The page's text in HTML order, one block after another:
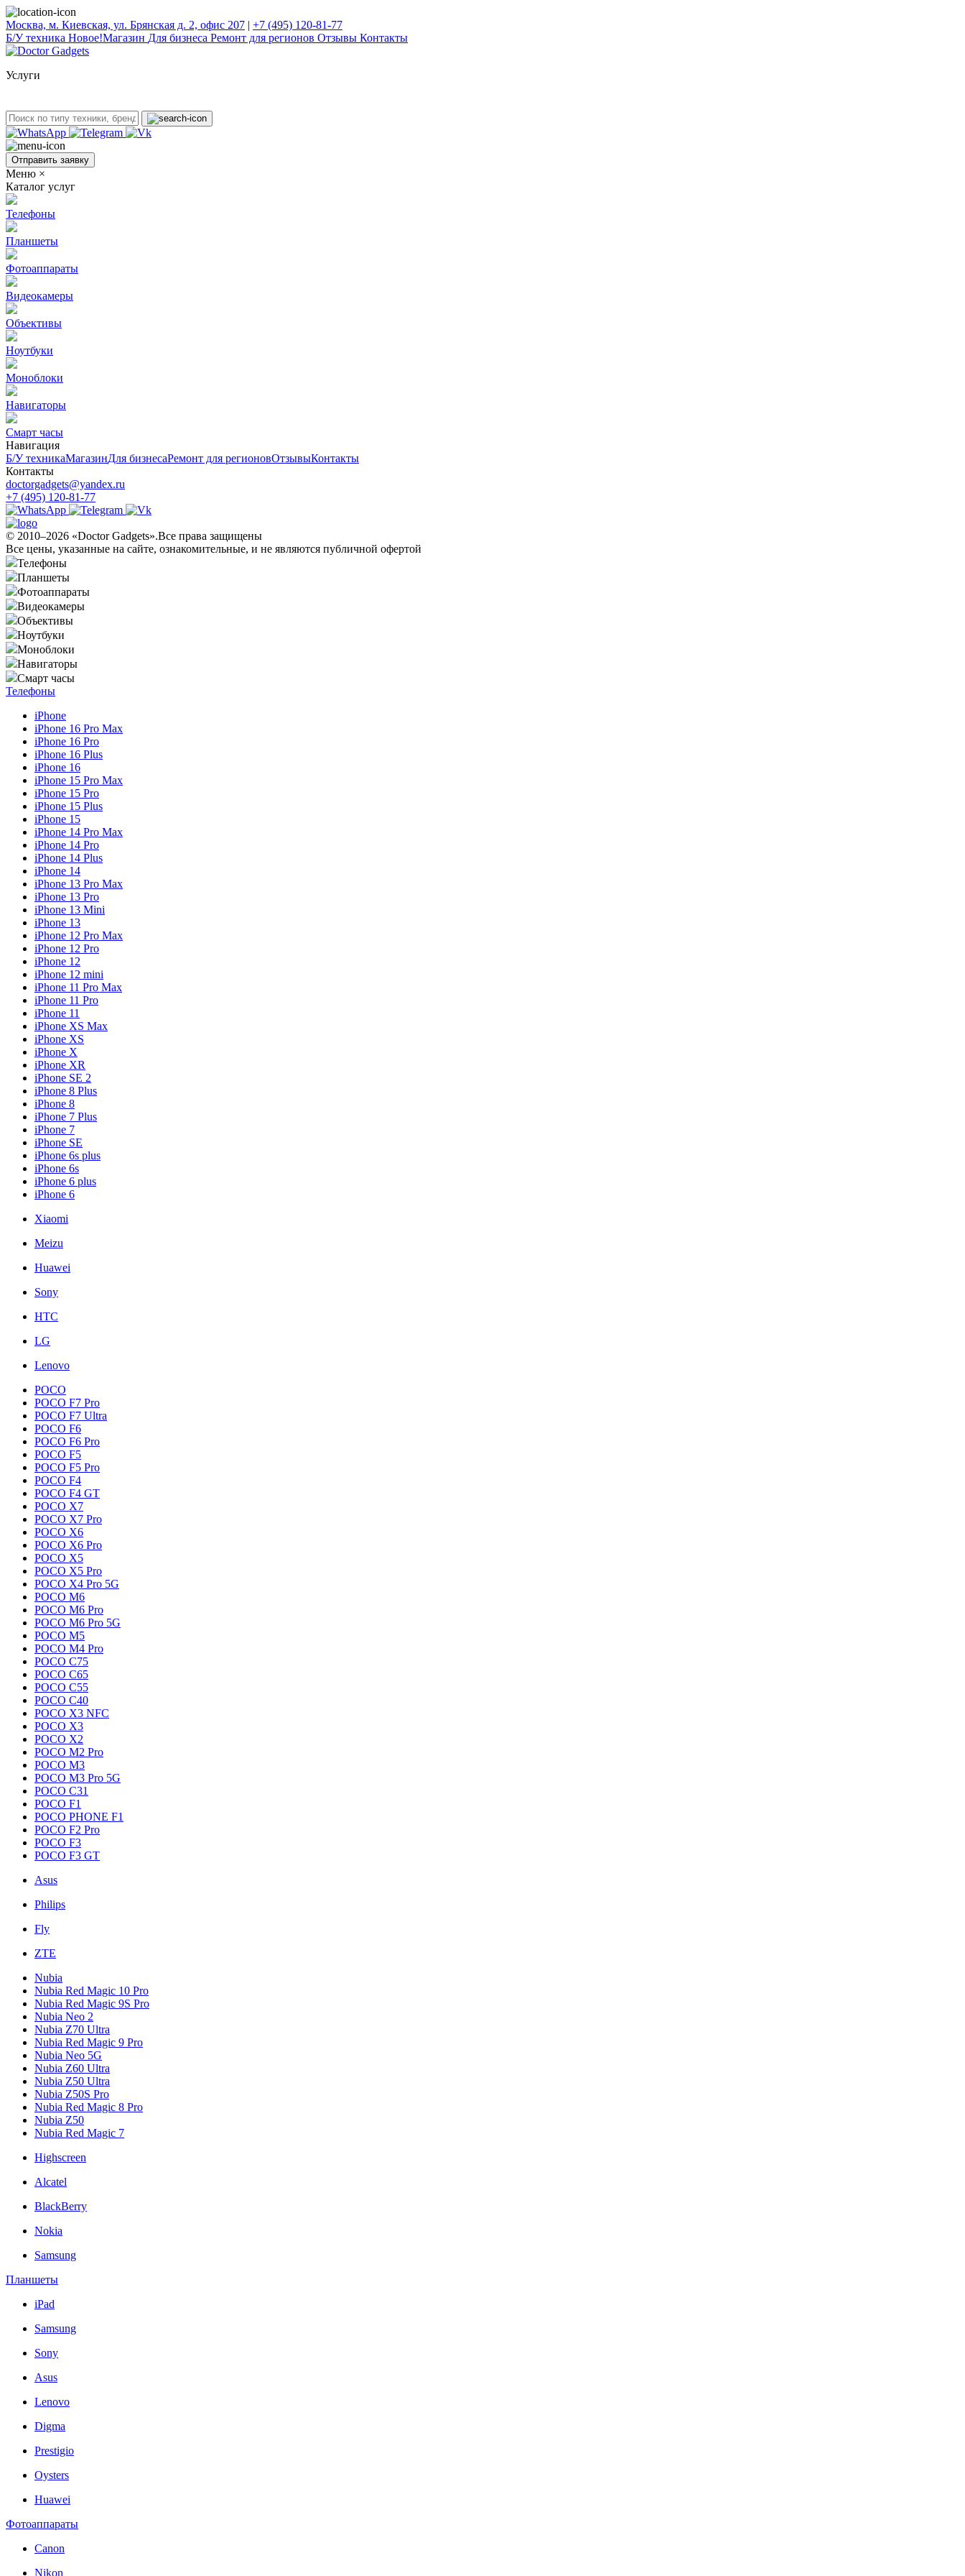
Москва, м. Киевская, ул. Брянская д. 2, офис 207 | +7 (495) 120-81-77
Б/У техникa Новое!Магазин Для бизнеса Ремонт для регионов Отзывы Контакты
Услуги
Отправить заявку
Меню ×
Каталог услуг
Телефоны
Планшеты
Фотоаппараты
Видеокамеры
Объективы
Ноутбуки
Моноблоки
Навигаторы
Смарт часы
Навигация
Б/У техникaМагазинДля бизнесаРемонт для регионовОтзывыКонтакты
Контакты
doctorgadgets@yandex.ru
+7 (495) 120-81-77
© 2010–2026 «Doctor Gadgets».Все права защищены
Все цены, указанные на сайте, ознакомительные, и не являются публичной офертой
Телефоны
Планшеты
Фотоаппараты
Видеокамеры
Объективы
Ноутбуки
Моноблоки
Навигаторы
Смарт часы
Телефоны
iPhone
iPhone 16 Pro Max
iPhone 16 Pro
iPhone 16 Plus
iPhone 16
iPhone 15 Pro Max
iPhone 15 Pro
iPhone 15 Plus
iPhone 15
iPhone 14 Pro Max
iPhone 14 Pro
iPhone 14 Plus
iPhone 14
iPhone 13 Pro Max
iPhone 13 Pro
iPhone 13 Mini
iPhone 13
iPhone 12 Pro Max
iPhone 12 Pro
iPhone 12
iPhone 12 mini
iPhone 11 Pro Max
iPhone 11 Pro
iPhone 11
iPhone XS Max
iPhone XS
iPhone X
iPhone XR
iPhone SE 2
iPhone 8 Plus
iPhone 8
iPhone 7 Plus
iPhone 7
iPhone SE
iPhone 6s plus
iPhone 6s
iPhone 6 plus
iPhone 6
Xiaomi
Meizu
Huawei
Sony
HTC
LG
Lenovo
POCO
POCO F7 Pro
POCO F7 Ultra
POCO F6
POCO F6 Pro
POCO F5
POCO F5 Pro
POCO F4
POCO F4 GT
POCO X7
POCO X7 Pro
POCO X6
POCO X6 Pro
POCO X5
POCO X5 Pro
POCO X4 Pro 5G
POCO M6
POCO M6 Pro
POCO M6 Pro 5G
POCO M5
POCO M4 Pro
POCO C75
POCO C65
POCO C55
POCO C40
POCO X3 NFC
POCO X3
POCO X2
POCO M2 Pro
POCO M3
POCO M3 Pro 5G
POCO C31
POCO F1
POCO PHONE F1
POCO F2 Pro
POCO F3
POCO F3 GT
Asus
Philips
Fly
ZTE
Nubia
Nubia Red Magic 10 Pro
Nubia Red Magic 9S Pro
Nubia Neo 2
Nubia Z70 Ultra
Nubia Red Magic 9 Pro
Nubia Neo 5G
Nubia Z60 Ultra
Nubia Z50 Ultra
Nubia Z50S Pro
Nubia Red Magic 8 Pro
Nubia Z50
Nubia Red Magic 7
Highscreen
Alcatel
BlackBerry
Nokia
Samsung
Планшеты
iPad
Samsung
Sony
Asus
Lenovo
Digma
Prestigio
Oysters
Huawei
Фотоаппараты
Canon
Nikon